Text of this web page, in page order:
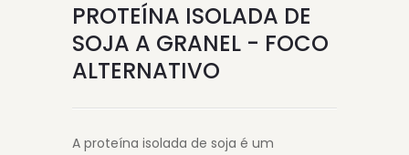
PROTEÍNA ISOLADA DE
SOJA A GRANEL - FOCO
ALTERNATIVO
A proteína isolada de soja é um